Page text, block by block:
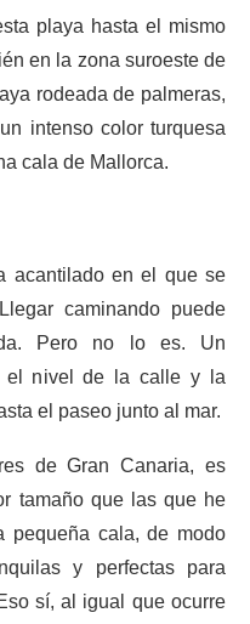
playa hasta el mismo
en la zona suroeste de
rodeada de palmeras,
intenso color turquesa
cala de Mallorca.
acantilado en el que se
caminando puede
Pero no lo es. Un
el nivel de la calle y la
el paseo junto al mar.
de Gran Canaria, es
tamaño que las que he
pequeña cala, de modo
y perfectas para
sí, al igual que ocurre